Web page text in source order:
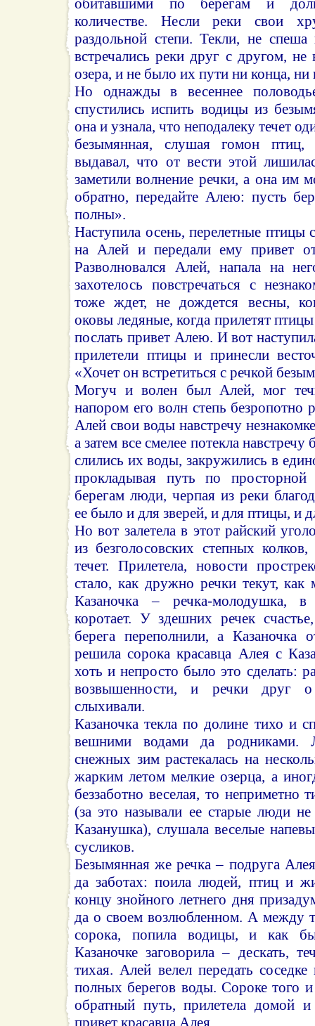
количестве. Несли реки свои
раздольной степи. Текли, не
встречались реки друг с другом, не
озера, и не было их пути ни конца, ни
Но однажды в весеннее
спустились испить водицы из
она и узнала, что неподалеку течет
безымянная, слушая гомон
выдавал, что от вести этой
заметили волнение речки, а она им
обратно, передайте Алею: пусть
полны».
Наступила осень, перелетные птицы
на Алей и передали ему привет
Разволновался Алей, напала на
захотелось повстречаться с
тоже ждет, не дождется весны,
оковы ледяные, когда прилетят
послать привет Алею. И вот
прилетели птицы и принесли
«Хочет он встретиться с речкой
Могуч и волен был Алей, мог
напором его волн степь безропотно
Алей свои воды навстречу
а затем все смелее потекла
слились их воды, закружились в
прокладывая путь по
берегам люди, черпая из реки
ее было и для зверей, и для птицы, и
Но вот залетела в этот райский
из безголосовских степных
течет. Прилетела, новости
стало, как дружно речки текут,
Казаночка – речка-молодушка, в
коротает. У здешних речек
берега переполнили, а Казаночка
решила сорока красавца Алея с
хоть и непросто было это сделать:
возвышенности, и речки друг
слыхивали.
Казаночка текла по долине тихо и
вешними водами да родниками.
снежных зим растекалась на
жарким летом мелкие озерца, а
беззаботно веселая, то неприметно
(за это называли ее старые люди
Казанушка), слушала веселые
сусликов.
Безымянная же речка – подруга
да заботах: поила людей, птиц и
концу знойного летнего дня
да о своем возлюбленном. А между
сорока, попила водицы, и как
Казаночке заговорила – дескать,
тихая. Алей велел передать
полных берегов воды. Сороке того
обратный путь, прилетела домой и
привет красавца Алея.